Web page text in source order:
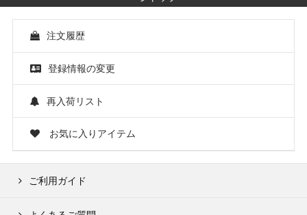
注文履歴
登録情報の変更
再入荷リスト
お気に入りアイテム
ご利用ガイド